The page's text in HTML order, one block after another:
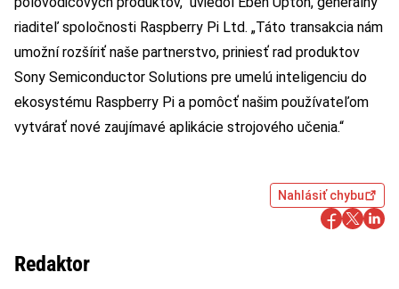
riaditeľ spoločnosti Raspberry Pi Ltd. „Táto transakcia nám
umožní rozšíriť naše partnerstvo, priniesť rad produktov
Sony Semiconductor Solutions pre umelú inteligenciu do
ekosystému Raspberry Pi a pomôcť našim používateľom
vytvárať nové zaujímavé aplikácie strojového učenia.“
Nahlásiť chybu
Redaktor